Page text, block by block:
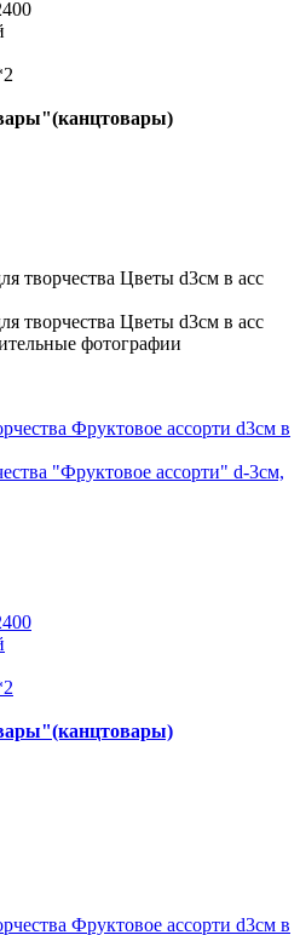
"Фруктовое ассорти" d-3см,